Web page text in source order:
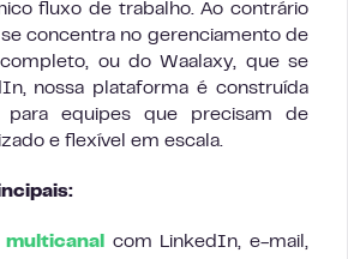
fluxo de trabalho. Ao contrário
concentra no gerenciamento de
ou do Waalaxy, que se
nossa plataforma é construída
para equipes que precisam de
e flexível em escala.
multicanal
com LinkedIn, e-mail,